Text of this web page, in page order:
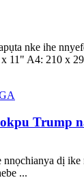
nke ihe
11" A4: 210 x
Trump
dị
...